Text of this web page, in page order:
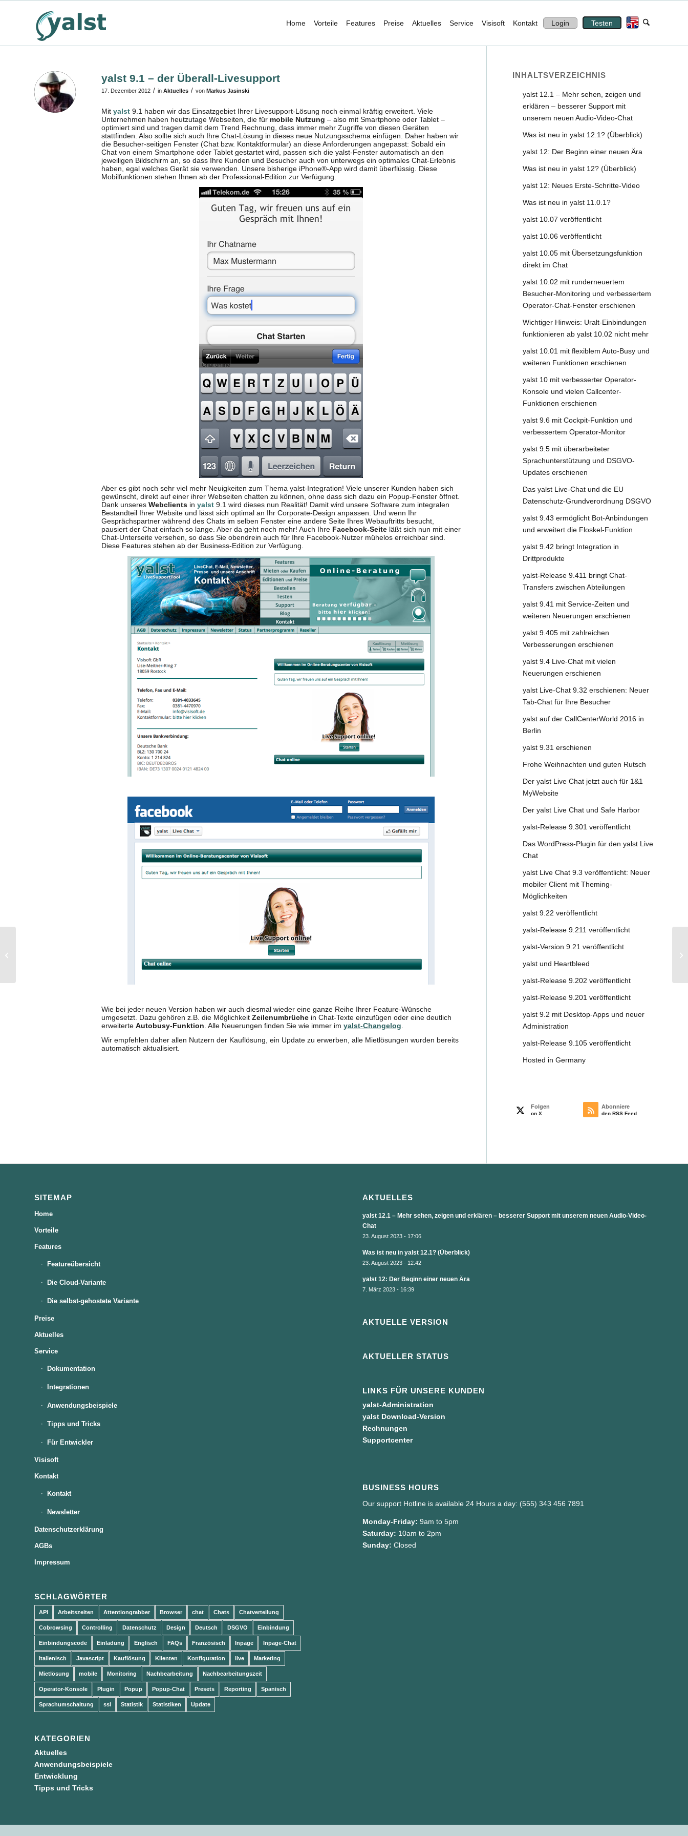
Home Vorteile Features Preise Aktuelles Service Visisoft Kontakt Login Testen
yalst 9.1 – der Überall-Livesupport
17. Dezember 2012 / in Aktuelles / von Markus Jasinski
Mit yalst 9.1 haben wir das Einsatzgebiet Ihrer Livesupport-Lösung noch einmal kräftig erweitert. Viele
Unternehmen haben heutzutage Webseiten, die für mobile Nutzung – also mit Smartphone oder Tablet –
optimiert sind und tragen damit dem Trend Rechnung, dass immer mehr Zugriffe von diesen Geräten
stattfinden. Also sollte sich auch Ihre Chat-Lösung in dieses neue Nutzungsschema einfügen. Daher haben wir
die Besucher-seitigen Fenster (Chat bzw. Kontaktformular) an diese Anforderungen angepasst: Sobald ein
Chat von einem Smartphone oder Tablet gestartet wird, passen sich die yalst-Fenster automatisch an den
jeweiligen Bildschirm an, so dass Ihre Kunden und Besucher auch von unterwegs ein optimales Chat-Erlebnis
haben, egal welches Gerät sie verwenden. Unsere bisherige iPhone®-App wird damit überflüssig. Diese
Mobilfunktionen stehen Ihnen ab der Professional-Edition zur Verfügung.
Aber es gibt noch sehr viel mehr Neuigkeiten zum Thema yalst-Integration! Viele unserer Kunden haben sich
gewünscht, direkt auf einer ihrer Webseiten chatten zu können, ohne dass sich dazu ein Popup-Fenster öffnet.
Dank unseres Webclients in yalst 9.1 wird dieses nun Realität! Damit wird unsere Software zum integralen
Bestandteil Ihrer Website und lässt sich optimal an Ihr Corporate-Design anpassen. Und wenn Ihr
Gesprächspartner während des Chats im selben Fenster eine andere Seite Ihres Webauftritts besucht,
pausiert der Chat einfach so lange. Aber da geht noch mehr! Auch Ihre Facebook-Seite läßt sich nun mit einer
Chat-Unterseite versehen, so dass Sie obendrein auch für Ihre Facebook-Nutzer mühelos erreichbar sind.
Diese Features stehen ab der Business-Edition zur Verfügung.
Wie bei jeder neuen Version haben wir auch diesmal wieder eine ganze Reihe Ihrer Feature-Wünsche
umgesetzt. Dazu gehören z.B. die Möglichkeit Zeilenumbrüche in Chat-Texte einzufügen oder eine deutlich
erweiterte Autobusy-Funktion . Alle Neuerungen finden Sie wie immer im yalst-Changelog
Wir empfehlen daher allen Nutzern der Kauflösung, ein Update zu erwerben, alle Mietlösungen wurden bereits
automatisch aktualisiert.
INHALTS­VERZEICHNIS
yalst 12.1 – Mehr sehen, zeigen und
erklären – besserer Support mit
unserem neuen Audio-Video-Chat
Was ist neu in yalst 12.1? (Überblick)
yalst 12: Der Beginn einer neuen Ära
Was ist neu in yalst 12? (Überblick)
yalst 12: Neues Erste-Schritte-Video
Was ist neu in yalst 11.0.1?
yalst 10.07 veröffentlicht
yalst 10.06 veröffentlicht
yalst 10.05 mit Übersetzungsfunktion
direkt im Chat
yalst 10.02 mit runderneuertem
Besucher-Monitoring und verbessertem
Operator-Chat-Fenster erschienen
Wichtiger Hinweis: Uralt-Einbindungen
funktionieren ab yalst 10.02 nicht mehr
yalst 10.01 mit flexiblem Auto-Busy und
weiteren Funktionen erschienen
yalst 10 mit verbesserter Operator-
Konsole und vielen Callcenter-
Funktionen erschienen
yalst 9.6 mit Cockpit-Funktion und
verbessertem Operator-Monitor
yalst 9.5 mit überarbeiteter
Sprachunterstützung und DSGVO-
Updates erschienen
Das yalst Live-Chat und die EU
Datenschutz-Grundverordnung DSGVO
yalst 9.43 ermöglicht Bot-Anbindungen
und erweitert die Floskel-Funktion
yalst 9.42 bringt Integration in
Drittprodukte
yalst-Release 9.411 bringt Chat-
Transfers zwischen Abteilungen
yalst 9.41 mit Service-Zeiten und
weiteren Neuerungen erschienen
yalst 9.405 mit zahlreichen
Verbesserungen erschienen
yalst 9.4 Live-Chat mit vielen
Neuerungen erschienen
yalst Live-Chat 9.32 erschienen: Neuer
Tab-Chat für Ihre Besucher
yalst auf der CallCenterWorld 2016 in
Berlin
yalst 9.31 erschienen
Frohe Weihnachten und guten Rutsch
Der yalst Live Chat jetzt auch für 1&1
MyWebsite
Der yalst Live Chat und Safe Harbor
yalst-Release 9.301 veröffentlicht
Das WordPress-Plugin für den yalst Live
Chat
yalst Live Chat 9.3 veröffentlicht: Neuer
mobiler Client mit Theming-
Möglichkeiten
yalst 9.22 veröffentlicht
yalst-Release 9.211 veröffentlicht
yalst-Version 9.21 veröffentlicht
yalst und Heartbleed
yalst-Release 9.202 veröffentlicht
yalst-Release 9.201 veröffentlicht
yalst 9.2 mit Desktop-Apps und neuer
Administration
yalst-Release 9.105 veröffentlicht
Hosted in Germany
Folgen
on X
Abonniere
den RSS Feed
SITEMAP
Home
Vorteile
Features
Featureübersicht
Die Cloud-Variante
Die selbst-gehostete Variante
Preise
Aktuelles
Service
Dokumentation
Integrationen
Anwendungsbeispiele
Tipps und Tricks
Für Entwickler
Visisoft
Kontakt
Kontakt
Newsletter
Datenschutzerklärung
AGBs
Impressum
SCHLAGWÖRTER
API Arbeitszeiten Attentiongrabber Browser chat Chats Chatverteilung
Cobrowsing Controlling Datenschutz Design Deutsch DSGVO Einbindung
Einbindungscode Einladung Englisch FAQs Französisch Inpage Inpage-Chat
Italienisch Javascript Kauflösung Klienten Konfiguration live Marketing
Mietlösung mobile Monitoring Nachbearbeitung Nachbearbeitungszeit
Operator-Konsole Plugin Popup Popup-Chat Presets Reporting Spanisch
Sprachumschaltung ssl Statistik Statistiken Update
KATEGORIEN
Aktuelles
Anwendungsbeispiele
Entwicklung
Tipps und Tricks
AKTUELLES
yalst 12.1 – Mehr sehen, zeigen und erklären – besserer Support mit unserem neuen Audio-Video-
Chat
23. August 2023 - 17:06
Was ist neu in yalst 12.1? (Überblick)
23. August 2023 - 12:42
yalst 12: Der Beginn einer neuen Ära
7. März 2023 - 16:39
AKTUELLE VERSION
AKTUELLER STATUS
LINKS FÜR UNSERE KUNDEN
yalst-Administration
yalst Download-Version
Rechnungen
Supportcenter
BUSINESS HOURS
Our support Hotline is available 24 Hours a day: (555) 343 456 7891
Monday-Friday:9am to 5pm
Saturday: 10am to 2pm
Sunday:Closed